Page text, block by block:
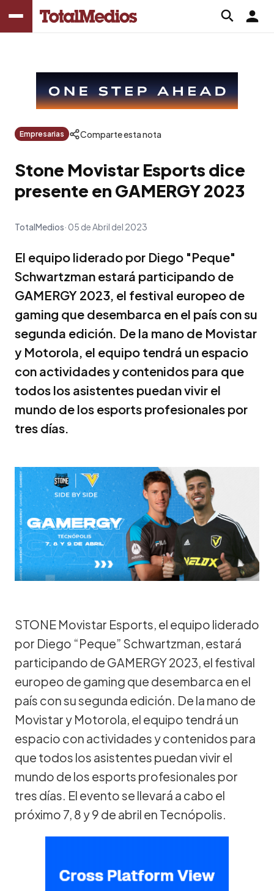
Empresarias Comparte esta nota
Stone Movistar Esports dice
presente en GAMERGY 2023
TotalMedios 05 de Abril del 2023
El equipo liderado por Diego "Peque"
Schwartzman estará participando de
GAMERGY 2023, el festival europeo de
gaming que desembarca en el país con su
segunda edición. De la mano de Movistar
y Motorola, el equipo tendrá un espacio
con actividades y contenidos para que
todos los asistentes puedan vivir el
mundo de los esports profesionales por
tres días.
STONE Movistar Esports, el equipo liderado
por Diego “Peque” Schwartzman, estará
participando de GAMERGY 2023, el festival
europeo de gaming que desembarca en el
país con su segunda edición. De la mano de
Movistar y Motorola, el equipo tendrá un
espacio con actividades y contenidos para
que todos los asistentes puedan vivir el
mundo de los esports profesionales por
tres días. El evento se llevará a cabo el
próximo 7, 8 y 9 de abril en Tecnópolis.